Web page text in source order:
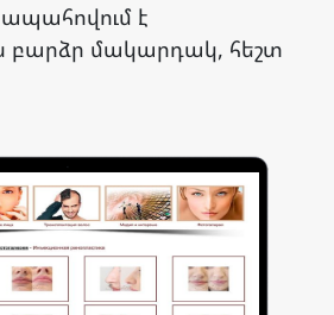
է
բարձր մակարդակ, հեշտ